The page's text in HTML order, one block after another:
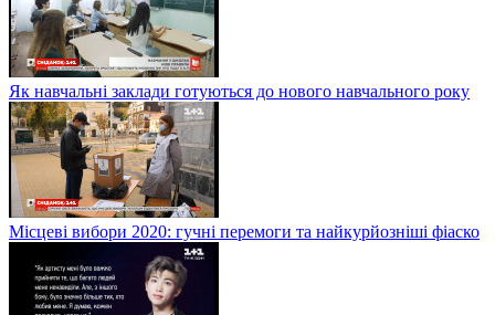
Як навчальні заклади готуються до нового навчального року
Місцеві вибори 2020: гучні перемоги та найкурйозніші фіаско